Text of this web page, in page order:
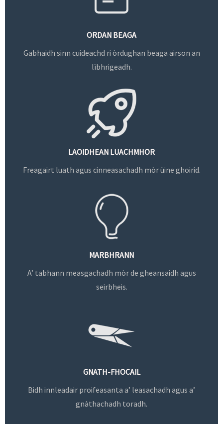
ORDAN BEAGA
Gabhaidh sinn cuideachd ri òrdughan beaga airson an
lìbhrigeadh.
LAOIDHEAN LUACHMHOR
Freagairt luath agus cinneasachadh mòr ùine ghoirid.
MARBHRANN
A’ tabhann measgachadh mòr de gheansaidh agus
seirbheis.
GNATH-FHOCAIL
Bidh innleadair proifeasanta a’ leasachadh agus a’
gnàthachadh toradh.